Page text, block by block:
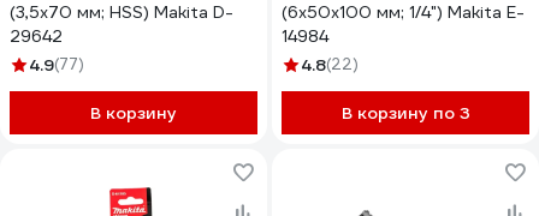
(3,5х70 мм; HSS) Makita D-
29642
4.9(77)
В корзину
(6x50x100 мм; 1/4") Makita E-
14984
4.8(22)
В корзину по 3